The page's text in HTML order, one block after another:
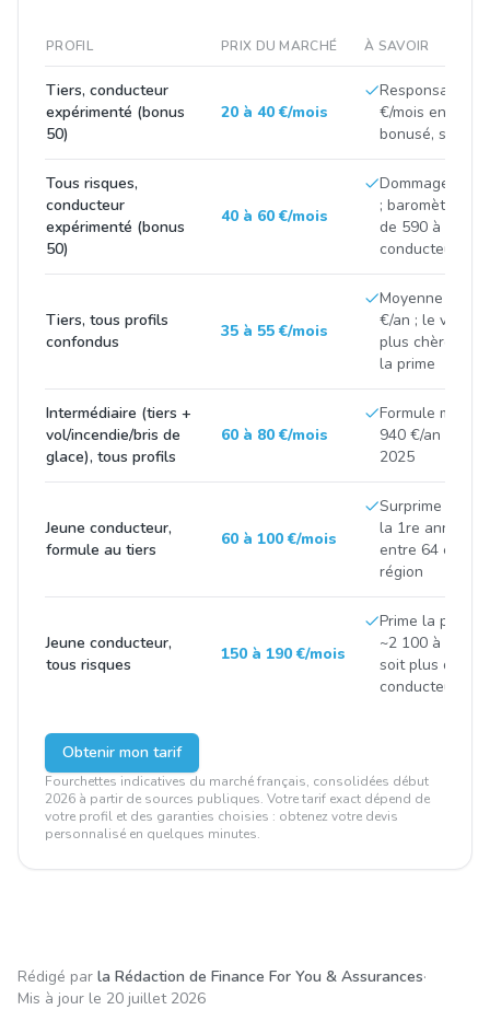
PROFIL PRIX DU MARCHÉ À SAVOIR
Tiers, conducteur
expérimenté (bonus
50)
20 à 40 €/mois
Responsabilité
€/mois en
bonusé, selon
Tous risques,
conducteur
expérimenté (bonus
50)
40 à 60 €/mois
Dommages
; baromètres
de 590 à 630
conducteur
Tiers, tous profils
confondus
35 à 55 €/mois
Moyenne
€/an ; le
plus chère) et
la prime
Intermédiaire (tiers +
vol/incendie/bris de
glace), tous profils
60 à 80 €/mois
Formule
940 €/an selon
2025
Jeune conducteur,
formule au tiers
60 à 100 €/mois
Surprime
la 1re année) ;
entre 64 et 75
région
Jeune conducteur,
tous risques
150 à 190 €/mois
Prime la plus
~2 100 à 2
soit plus de 3
conducteur
Obtenir mon tarif
Fourchettes indicatives du marché français, consolidées début
2026 à partir de sources publiques. Votre tarif exact dépend de
votre profil et des garanties choisies : obtenez votre devis
personnalisé en quelques minutes.
Rédigé par la Rédaction de Finance For You & Assurances·
Mis à jour le 20 juillet 2026